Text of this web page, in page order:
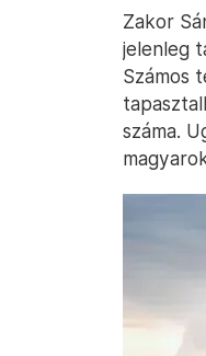
Zakor
jelenleg
Számos
száma.